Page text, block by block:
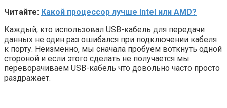
Читайте: Какой процессор лучше Intel или AMD?
Каждый, кто использовал USB-кабель для передачи
данных не один раз ошибался при подключении кабеля
к порту. Неизменно, мы сначала пробуем воткнуть одной
стороной и если этого сделать не получается мы
переворачиваем USB-кабель что довольно часто просто
раздражает.